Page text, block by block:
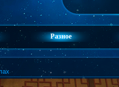
Разное